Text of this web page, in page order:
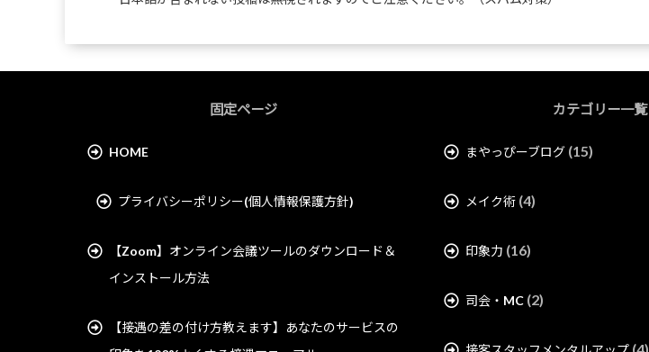
固定ページ
HOME
プライバシーポリシー(個人情報保護方針)
【Zoom】オンライン会議ツールのダウンロード＆
インストール方法
【接遇の差の付け方教えます】あなたのサービスの
カテゴリー一覧
まやっぴーブログ (15)
メイク術 (4)
印象力 (16)
司会・MC (2)
(4)